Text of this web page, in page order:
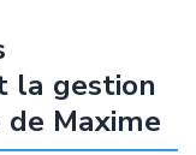
la gestion
Maxime